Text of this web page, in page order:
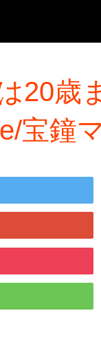
20歳
宝鐘